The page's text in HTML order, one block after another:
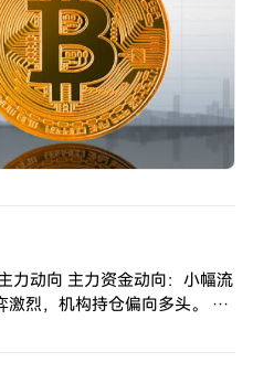
力动向 主力资金动向：小幅流
激烈，机构持仓偏向多头。 资
持续走低，结合DOT当前上